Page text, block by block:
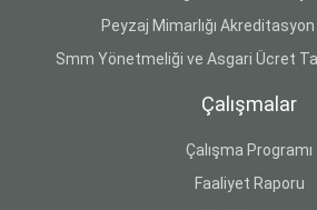
Peyzaj Mimarlığı
Smm Yönetmeliği ve Asgari Ücret
Çalışmalar
Çalışma Programı
Faaliyet Raporu